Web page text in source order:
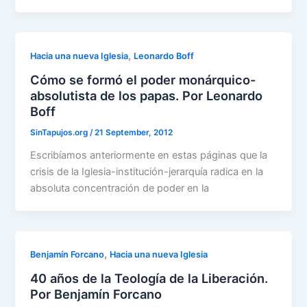
Hacia una nueva Iglesia, Leonardo Boff
Cómo se formó el poder monárquico-
absolutista de los papas. Por Leonardo
Boff
SinTapujos.org /21 September, 2012
Escribíamos anteriormente en estas páginas que la
crisis de la Iglesia-institución-jerarquía radica en la
absoluta concentración de poder en la
Benjamín Forcano, Hacia una nueva Iglesia
40 años de la Teología de la Liberación.
Por Benjamín Forcano